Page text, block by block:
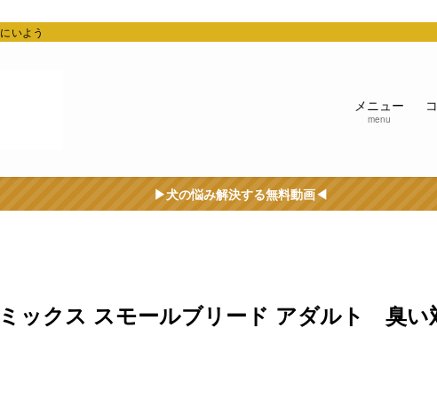
いよう
メニュー
menu
▶︎犬の悩み解決する無料動画◀︎
ックス スモールブリード アダルト 臭い